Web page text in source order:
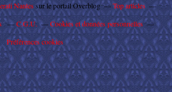
Nantessur le portail Overblog
Top articles
C.G.U.
Cookies et données personnelles
Préférences cookies